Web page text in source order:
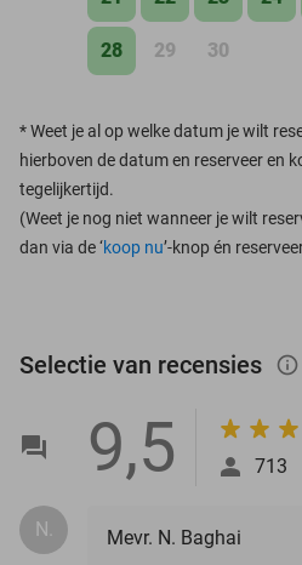
28 29 30
*Weet je al op welke datum je wilt
hierboven de datum en reserveer en
tegelijkertijd.
(Weet je nog niet wanneer je wilt
dan via de ‘koop nu’-knop én
Selectie van recensies
9,5 713
N. Mevr. N. Baghai